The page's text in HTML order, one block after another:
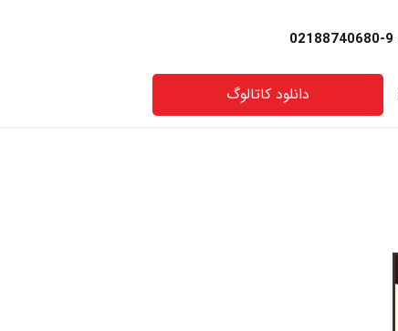
9-02188740680
دانلود کاتالوگ